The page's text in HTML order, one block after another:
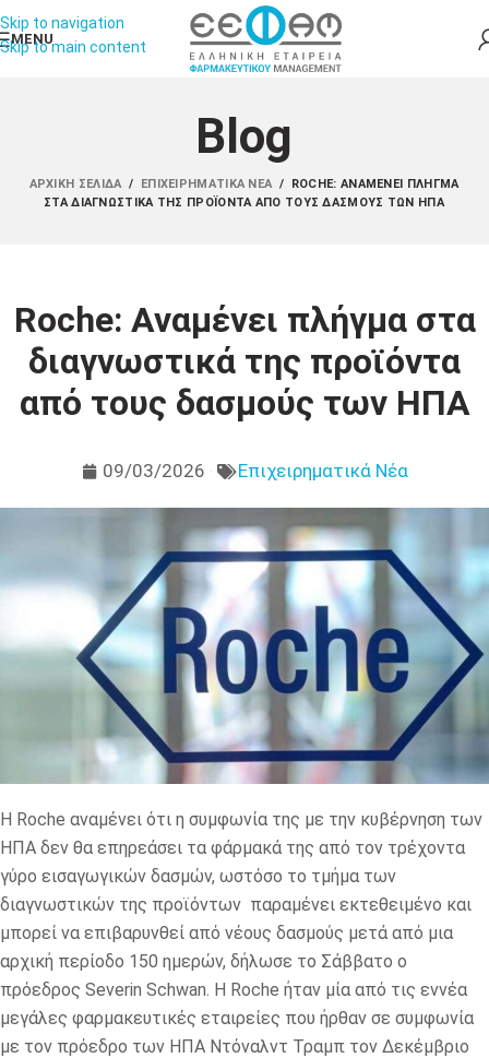
Skip to navigation
Skip to main content
MENU
Blog
ΑΡΧΙΚΉ ΣΕΛΊΔΑ / ΕΠΙΧΕΙΡΗΜΑΤΙΚΆ ΝΈΑ /
ROCHE: ΑΝΑΜΈΝΕΙ ΠΛΉΓΜΑ
ΣΤΑ ΔΙΑΓΝΩΣΤΙΚΆ ΤΗΣ ΠΡΟΪΌΝΤΑ ΑΠΌ ΤΟΥΣ ΔΑΣΜΟΎΣ ΤΩΝ ΗΠΑ
Roche: Αναμένει πλήγμα στα
διαγνωστικά της προϊόντα
από τους δασμούς των ΗΠΑ
09/03/2026 Επιχειρηματικά Νέα
Η Roche αναμένει ότι η συμφωνία της με την κυβέρνηση των
ΗΠΑ δεν θα επηρεάσει τα φάρμακά της από τον τρέχοντα
γύρο εισαγωγικών δασμών, ωστόσο το τμήμα των
διαγνωστικών της προϊόντων παραμένει εκτεθειμένο και
μπορεί να επιβαρυνθεί από νέους δασμούς μετά από μια
αρχική περίοδο 150 ημερών, δήλωσε το Σάββατο ο
πρόεδρος Severin Schwan. Η Roche ήταν μία από τις εννέα
μεγάλες φαρμακευτικές εταιρείες που ήρθαν σε συμφωνία
με τον πρόεδρο των ΗΠΑ Ντόναλντ Τραμπ τον Δεκέμβριο